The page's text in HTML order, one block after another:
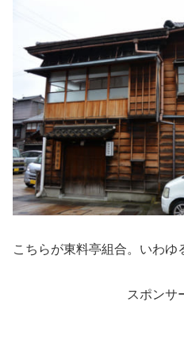
こちらが東料亭組合。いわゆ
スポンサ